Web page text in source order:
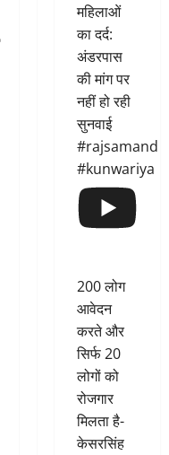
महिलाओं
का दर्द:
अंडरपास
की मांग पर
नहीं हो रही
सुनवाई
#rajsamand
#kunwariya
200 लोग
आवेदन
करते और
सिर्फ 20
लोगों को
रोजगार
मिलता है-
केसरसिंह